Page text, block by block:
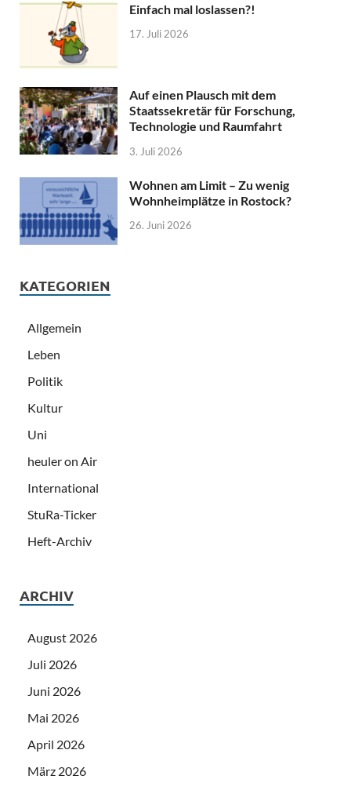
Einfach mal loslassen?!
17. Juli 2026
Auf einen Plausch mit dem
Staatssekretär für Forschung,
Technologie und Raumfahrt
3. Juli 2026
Wohnen am Limit – Zu wenig
Wohnheimplätze in Rostock?
26. Juni 2026
KATEGORIEN
Allgemein
Leben
Politik
Kultur
Uni
heuler on Air
International
StuRa-Ticker
Heft-Archiv
ARCHIV
August 2026
Juli 2026
Juni 2026
Mai 2026
April 2026
März 2026